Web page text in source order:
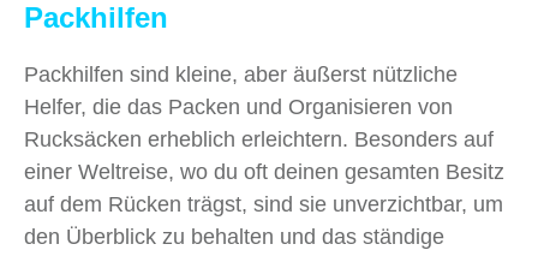
Packhilfen
Packhilfen sind kleine, aber äußerst nützliche
Helfer, die das Packen und Organisieren von
Rucksäcken erheblich erleichtern. Besonders auf
einer Weltreise, wo du oft deinen gesamten Besitz
auf dem Rücken trägst, sind sie unverzichtbar, um
den Überblick zu behalten und das ständige